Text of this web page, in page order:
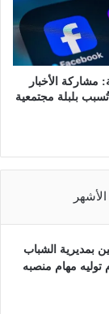
مشاركة الأخبار
بلبلة مجتمعية
الأشهر
بمديرية الشباب
توليه مهام منصبه